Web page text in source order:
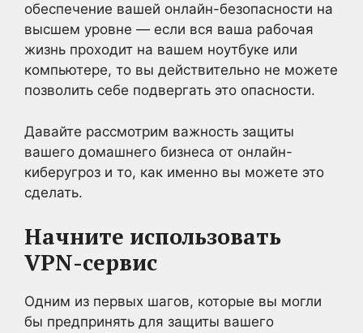
обеспечение вашей онлайн-безопасности на
высшем уровне — если вся ваша рабочая
жизнь проходит на вашем ноутбуке или
компьютере, то вы действительно не можете
позволить себе подвергать это опасности.
Давайте рассмотрим важность защиты
вашего домашнего бизнеса от онлайн-
киберугроз и то, как именно вы можете это
сделать.
Начните использовать
VPN-сервис
Одним из первых шагов, которые вы могли
бы предпринять для защиты вашего